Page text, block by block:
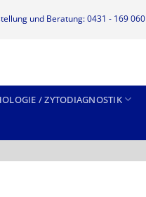
und Beratung: 0431 - 169 060
/ ZYTODIAGNOSTIK